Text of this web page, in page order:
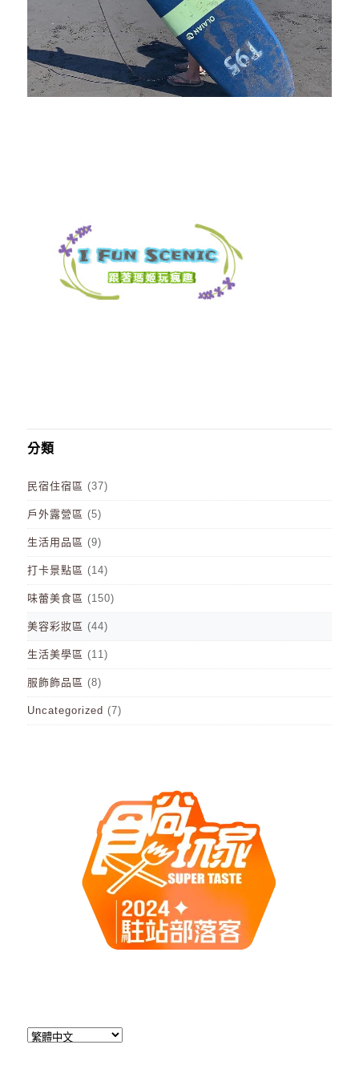
分類
民宿住宿區 (37)
戶外露營區 (5)
生活用品區 (9)
打卡景點區 (14)
味蕾美食區 (150)
美容彩妝區 (44)
生活美學區 (11)
服飾飾品區 (8)
Uncategorized (7)